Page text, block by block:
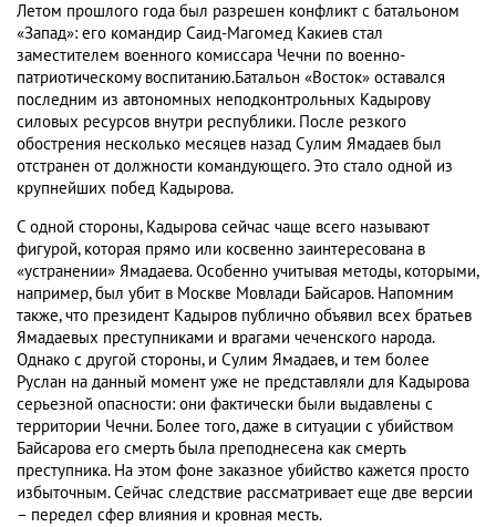
Летом прошлого года был разрешен конфликт с батальоном
«Запад»: его командир Саид-Магомед Какиев стал
заместителем военного комиссара Чечни по военно-
патриотическому воспитанию.Батальон «Восток» оставался
последним из автономных неподконтрольных Кадырову
силовых ресурсов внутри республики. После резкого
обострения несколько месяцев назад Сулим Ямадаев был
отстранен от должности командующего. Это стало одной из
крупнейших побед Кадырова.
С одной стороны, Кадырова сейчас чаще всего называют
фигурой, которая прямо или косвенно заинтересована в
«устранении» Ямадаева. Особенно учитывая методы, которыми,
например, был убит в Москве Мовлади Байсаров. Напомним
также, что президент Кадыров публично объявил всех братьев
Ямадаевых преступниками и врагами чеченского народа.
Однако с другой стороны, и Сулим Ямадаев, и тем более
Руслан на данный момент уже не представляли для Кадырова
серьезной опасности: они фактически были выдавлены с
территории Чечни. Более того, даже в ситуации с убийством
Байсарова его смерть была преподнесена как смерть
преступника. На этом фоне заказное убийство кажется просто
избыточным. Сейчас следствие рассматривает еще две версии
– передел сфер влияния и кровная месть.